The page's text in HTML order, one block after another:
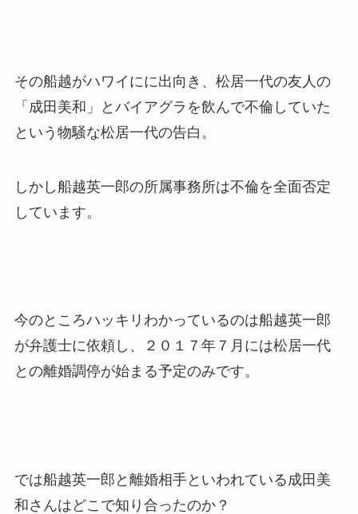
その船越がハワイにに出向き、松居一代の友人の
「成田美和」とバイアグラを飲んで不倫していた
という物騒な松居一代の告白。
しかし船越英一郎の所属事務所は不倫を全面否定
しています。
今のところハッキリわかっているのは船越英一郎
が弁護士に依頼し、２０１７年７月には松居一代
との離婚調停が始まる予定のみです。
では船越英一郎と離婚相手といわれている成田美
和さんはどこで知り合ったのか？